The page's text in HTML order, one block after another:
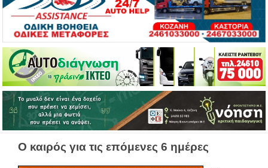
Ο καιρός για τις επόμενες 6 ημέρες